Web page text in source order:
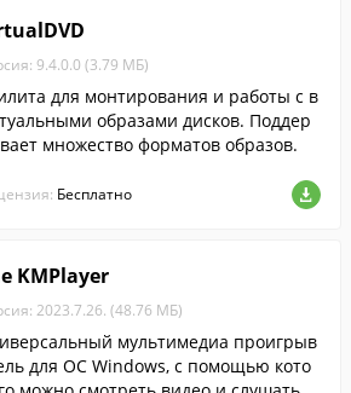
9.4.0.0 (3.79 МБ)
для монтирования и работы с в
образами дисков. Поддер
множество форматов образов.
Бесплатно
KMPlayer
2023.7.26. (48.76 МБ)
мультимедиа проигрыв
для ОС Windows, с помощью кото